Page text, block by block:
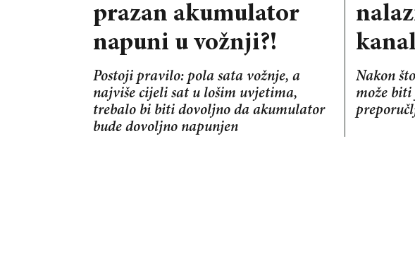
prazan akumulator
napuni u vožnji?!
Postoji pravilo: pola sata vožnje, a
najviše cijeli sat u lošim uvjetima,
trebalo bi biti dovoljno da akumulator
bude dovoljno napunjen
Nakon
može biti